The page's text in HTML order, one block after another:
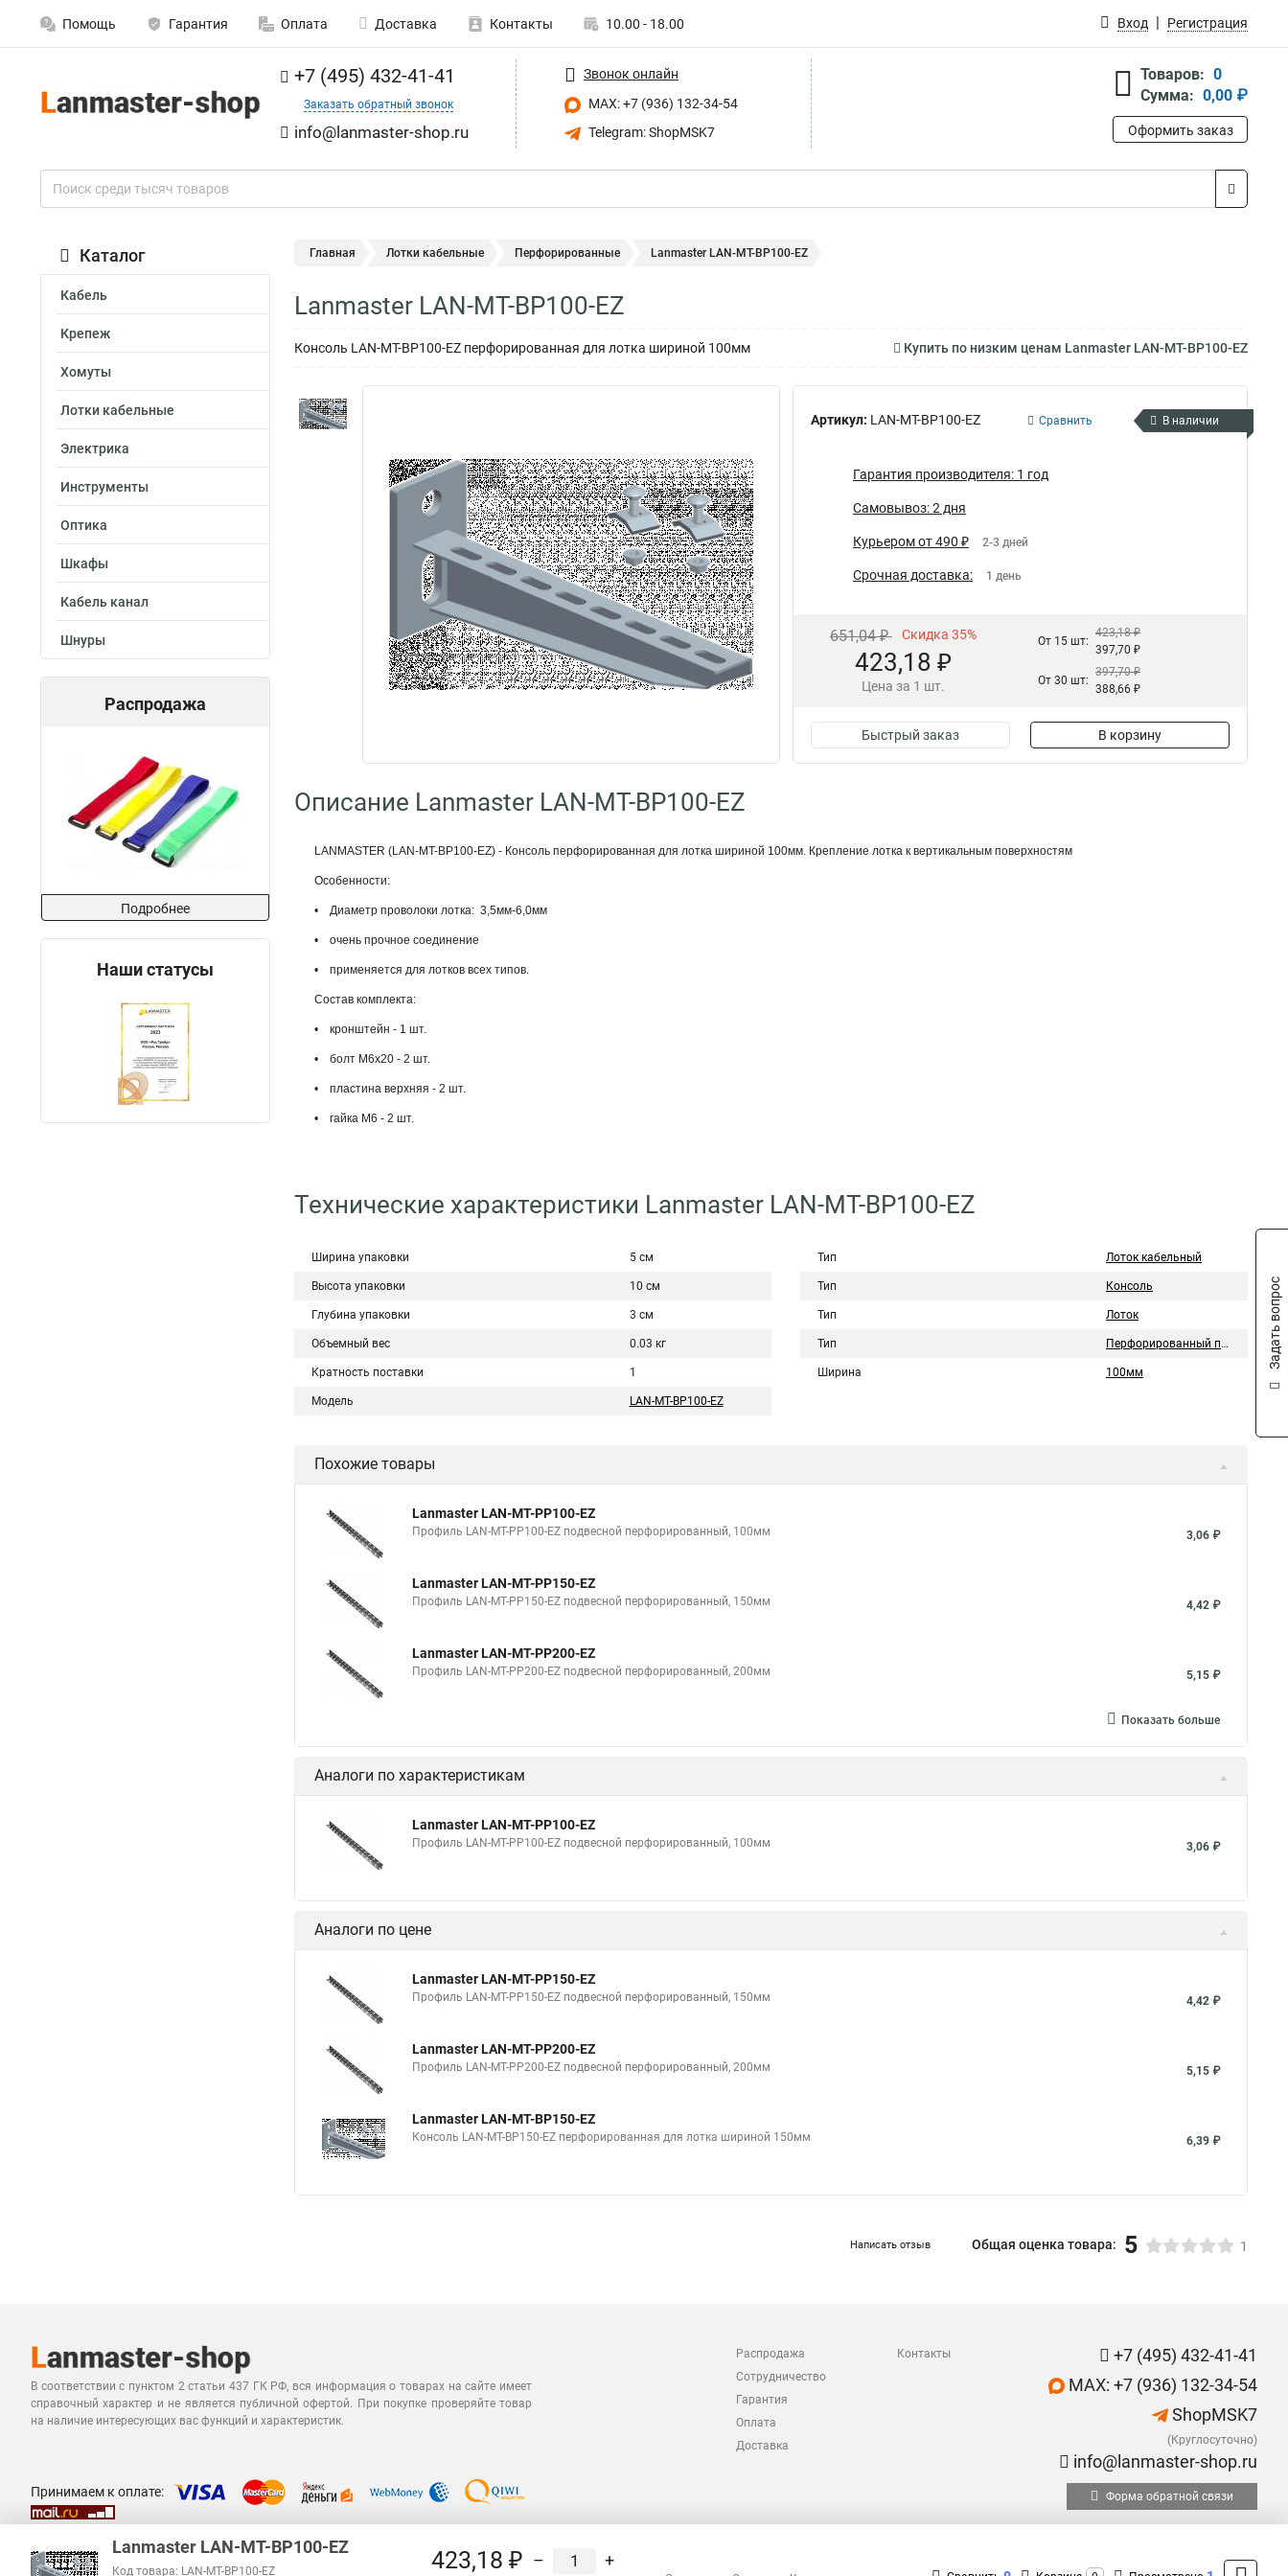
Помощь Гарантия Оплата Доставка Контакты 10.00 - 18.00 Вход Регистрация
+7 (495) 432-41-41
Заказать обратный звонок
info@lanmaster-shop.ru
Звонок онлайн
MAX: +7 (936) 132-34-54
Telegram: ShopMSK7
Товаров: 0
Сумма: 0,00 ₽
Оформить заказ
Каталог
Кабель
Крепеж
Хомуты
Лотки кабельные
Электрика
Инструменты
Оптика
Шкафы
Кабель канал
Шнуры
Распродажа
Подробнее
Наши статусы
Главная Лотки кабельные Перфорированные Lanmaster LAN-MT-BP100-EZ
Lanmaster LAN-MT-BP100-EZ
Консоль LAN-MT-BP100-EZ перфорированная для лотка шириной 100мм Купить по низким ценам Lanmaster LAN-MT-BP100-EZ
Артикул: LAN-MT-BP100-EZ Сравнить В наличии
Гарантия производителя: 1 год
Самовывоз: 2 дня
Курьером от 490 ₽ 2-3 дней
Срочная доставка: 1 день
651,04 ₽ Скидка 35%
423,18 ₽
Цена за 1 шт.
От 15 шт:
423,18 ₽
397,70 ₽
От 30 шт:
397,70 ₽
388,66 ₽
Быстрый заказ В корзину
Описание Lanmaster LAN-MT-BP100-EZ
LANMASTER (LAN-MT-BP100-EZ) - Консоль перфорированная для лотка шириной 100мм. Крепление лотка к вертикальным поверхностям
Особенности:
• Диаметр проволоки лотка: 3,5мм-6,0мм
• очень прочное соединение
• применяется для лотков всех типов.
Состав комплекта:
• кронштейн - 1 шт.
• болт M6x20 - 2 шт.
• пластина верхняя - 2 шт.
• гайка M6 - 2 шт.
Технические характеристики Lanmaster LAN-MT-BP100-EZ
Ширина упаковки 5 см
Высота упаковки 10 см
Глубина упаковки 3 см
Объемный вес 0.03 кг
Кратность поставки 1
Модель LAN-MT-BP100-EZ
Тип Лоток кабельный
Тип Консоль
Тип Лоток
Тип Перфорированный профиль
Ширина 100мм
Похожие товары
Lanmaster LAN-MT-PP100-EZ
Профиль LAN-MT-PP100-EZ подвесной перфорированный, 100мм 3,06 ₽
Lanmaster LAN-MT-PP150-EZ
Профиль LAN-MT-PP150-EZ подвесной перфорированный, 150мм 4,42 ₽
Lanmaster LAN-MT-PP200-EZ
Профиль LAN-MT-PP200-EZ подвесной перфорированный, 200мм 5,15 ₽
Показать больше
Аналоги по характеристикам
Lanmaster LAN-MT-PP100-EZ
Профиль LAN-MT-PP100-EZ подвесной перфорированный, 100мм 3,06 ₽
Аналоги по цене
Lanmaster LAN-MT-PP150-EZ
Профиль LAN-MT-PP150-EZ подвесной перфорированный, 150мм 4,42 ₽
Lanmaster LAN-MT-PP200-EZ
Профиль LAN-MT-PP200-EZ подвесной перфорированный, 200мм 5,15 ₽
Lanmaster LAN-MT-BP150-EZ
Консоль LAN-MT-BP150-EZ перфорированная для лотка шириной 150мм 6,39 ₽
Написать отзыв Общая оценка товара: 5 1
В соответствии с пунктом 2 статьи 437 ГК РФ, вся информация о товарах на сайте имеет
справочный характер и не является публичной офертой. При покупке проверяйте товар
на наличие интересующих вас функций и характеристик.
Распродажа
Сотрудничество
Гарантия
Оплата
Доставка
Контакты
+7 (495) 432-41-41
MAX: +7 (936) 132-34-54
ShopMSK7
(Круглосуточно)
info@lanmaster-shop.ru
Принимаем к оплате: Форма обратной связи
Lanmaster LAN-MT-BP100-EZ
Код товара: LAN-MT-BP100-EZ 423,18 ₽ – +
Задать вопрос